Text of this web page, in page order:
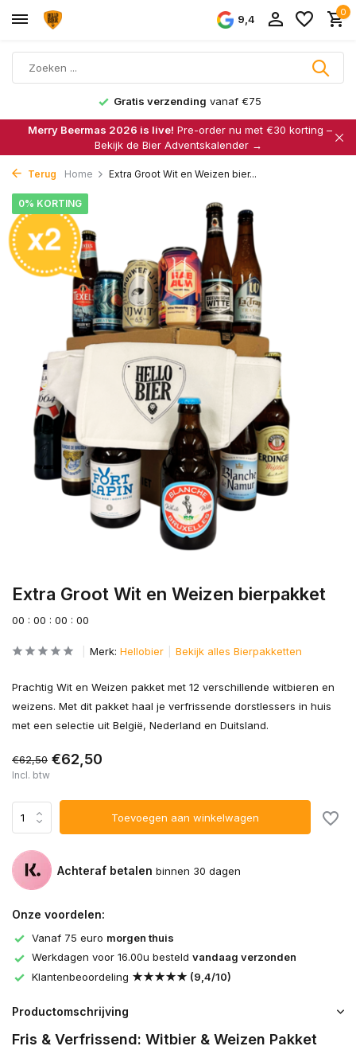
9,4
0
Gratis verzending vanaf €75
Merry Beermas 2026 is live! Pre-order nu met €30 korting –
Bekijk de Bier Adventskalender →
Terug Home Extra Groot Wit en Weizen bier...
Extra Groot Wit en Weizen bierpakket
0% KORTING
00 : 00 : 00 : 00
Merk: Hellobier Bekijk alles Bierpakketten
Prachtig Wit en Weizen pakket met 12 verschillende witbieren en
weizens. Met dit pakket haal je verfrissende dorstlessers in huis
met een selectie uit België, Nederland en Duitsland.
€62,50 €62,50
Incl. btw
Toevoegen aan winkelwagen
Achteraf betalen binnen 30 dagen
Onze voordelen:
Vanaf 75 euro morgen thuis
Werkdagen voor 16.00u besteld vandaag verzonden
Klantenbeoordeling ★★★★★ (9,4/10)
Productomschrijving
Fris & Verfrissend: Witbier & Weizen Pakket